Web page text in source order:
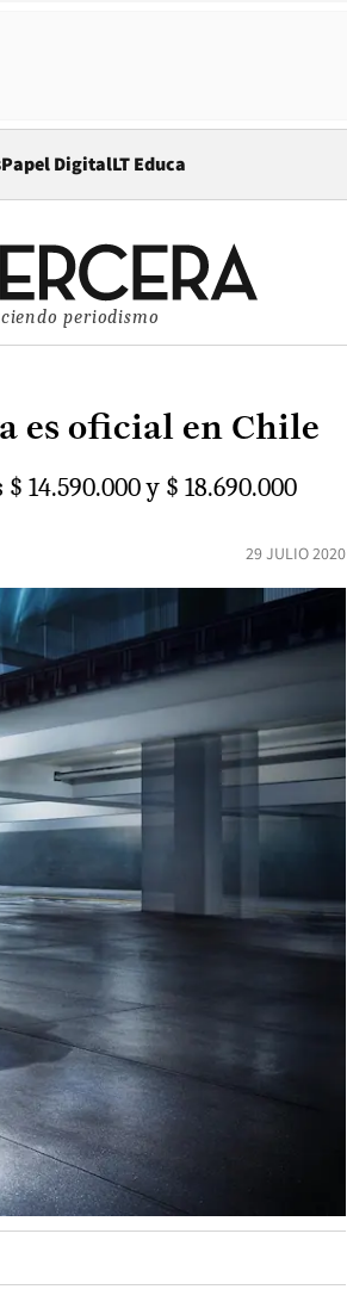
Papel DigitalOpens in new window
LT Educa
periodismo
es oficial en Chile
14.590.000 y $ 18.690.000
29 JULIO 2020